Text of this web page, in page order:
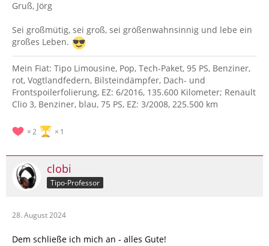
Gruß, Jörg
Sei großmütig, sei groß, sei größenwahnsinnig und lebe ein
großes Leben.
Mein Fiat: Tipo Limousine, Pop, Tech-Paket, 95 PS, Benziner,
rot, Vogtlandfedern, Bilsteindämpfer, Dach- und
Frontspoilerfolierung, EZ: 6/2016, 135.600 Kilometer; Renault
Clio 3, Benziner, blau, 75 PS, EZ: 3/2008, 225.500 km
2 1
clobi
Tipo-Professor
28. August 2024
Dem schließe ich mich an - alles Gute!